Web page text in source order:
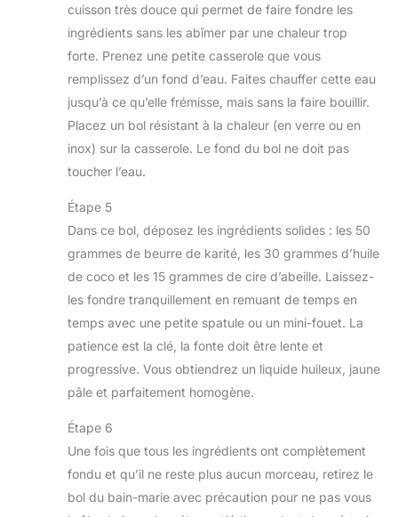
cuisson très douce qui permet de faire fondre les
ingrédients sans les abîmer par une chaleur trop
forte. Prenez une petite casserole que vous
remplissez d’un fond d’eau. Faites chauffer cette eau
jusqu’à ce qu’elle frémisse, mais sans la faire bouillir.
Placez un bol résistant à la chaleur (en verre ou en
inox) sur la casserole. Le fond du bol ne doit pas
toucher l’eau.
Étape 5
Dans ce bol, déposez les ingrédients solides : les 50
grammes de beurre de karité, les 30 grammes d’huile
de coco et les 15 grammes de cire d’abeille. Laissez-
les fondre tranquillement en remuant de temps en
temps avec une petite spatule ou un mini-fouet. La
patience est la clé, la fonte doit être lente et
progressive. Vous obtiendrez un liquide huileux, jaune
pâle et parfaitement homogène.
Étape 6
Une fois que tous les ingrédients ont complètement
fondu et qu’il ne reste plus aucun morceau, retirez le
bol du bain-marie avec précaution pour ne pas vous